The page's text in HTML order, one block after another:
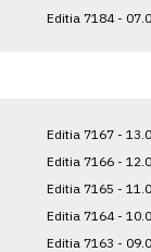
Editia 7184 -
Editia 7167 -
Editia 7166 -
Editia 7165 -
Editia 7164 -
Editia 7163 -